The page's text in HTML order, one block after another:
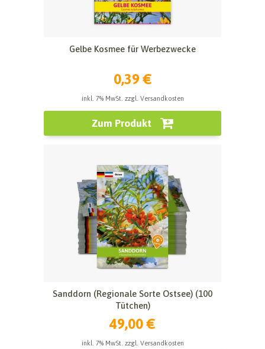
Gelbe Kosmee für Werbezwecke
0,39 €
inkl. 7% MwSt. zzgl. Versandkosten
Zum Produkt
Sanddorn (Regionale Sorte Ostsee) (100
Tütchen)
49,00 €
inkl. 7% MwSt. zzgl. Versandkosten